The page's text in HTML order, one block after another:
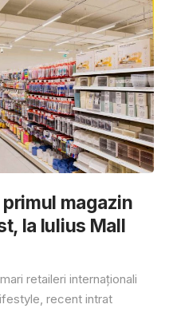
magazin
la Iulius Mall
retaileri internaționali
recent intrat